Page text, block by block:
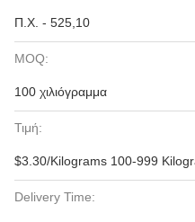
Π.Χ. - 525,10
MOQ:
100 χιλιόγραμμα
Τιμή:
$3.30/Kilograms 100-999
Delivery Time: